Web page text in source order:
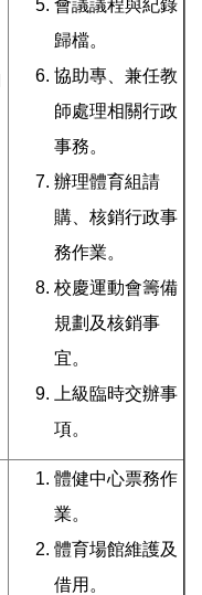
會議議程與紀錄
歸檔。
協助專、兼任教
師處理相關行政
事務。
辦理體育組請
購、核銷行政事
務作業。
校慶運動會籌備
規劃及核銷事
宜。
上級臨時交辦事
項。
體健中心票務作
業。
體育場館維護及
借用。